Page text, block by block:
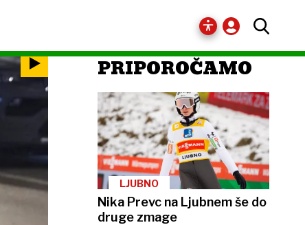
PRIPOROČAMO
LJUBNO
Nika Prevc na Ljubnem še do
druge zmage